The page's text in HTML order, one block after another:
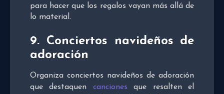
para hacer que los regalos vayan más allá de
lo material.
9. Conciertos navideños de
adoración
Organiza conciertos navideños de adoración
que destaquen canciones que resalten el